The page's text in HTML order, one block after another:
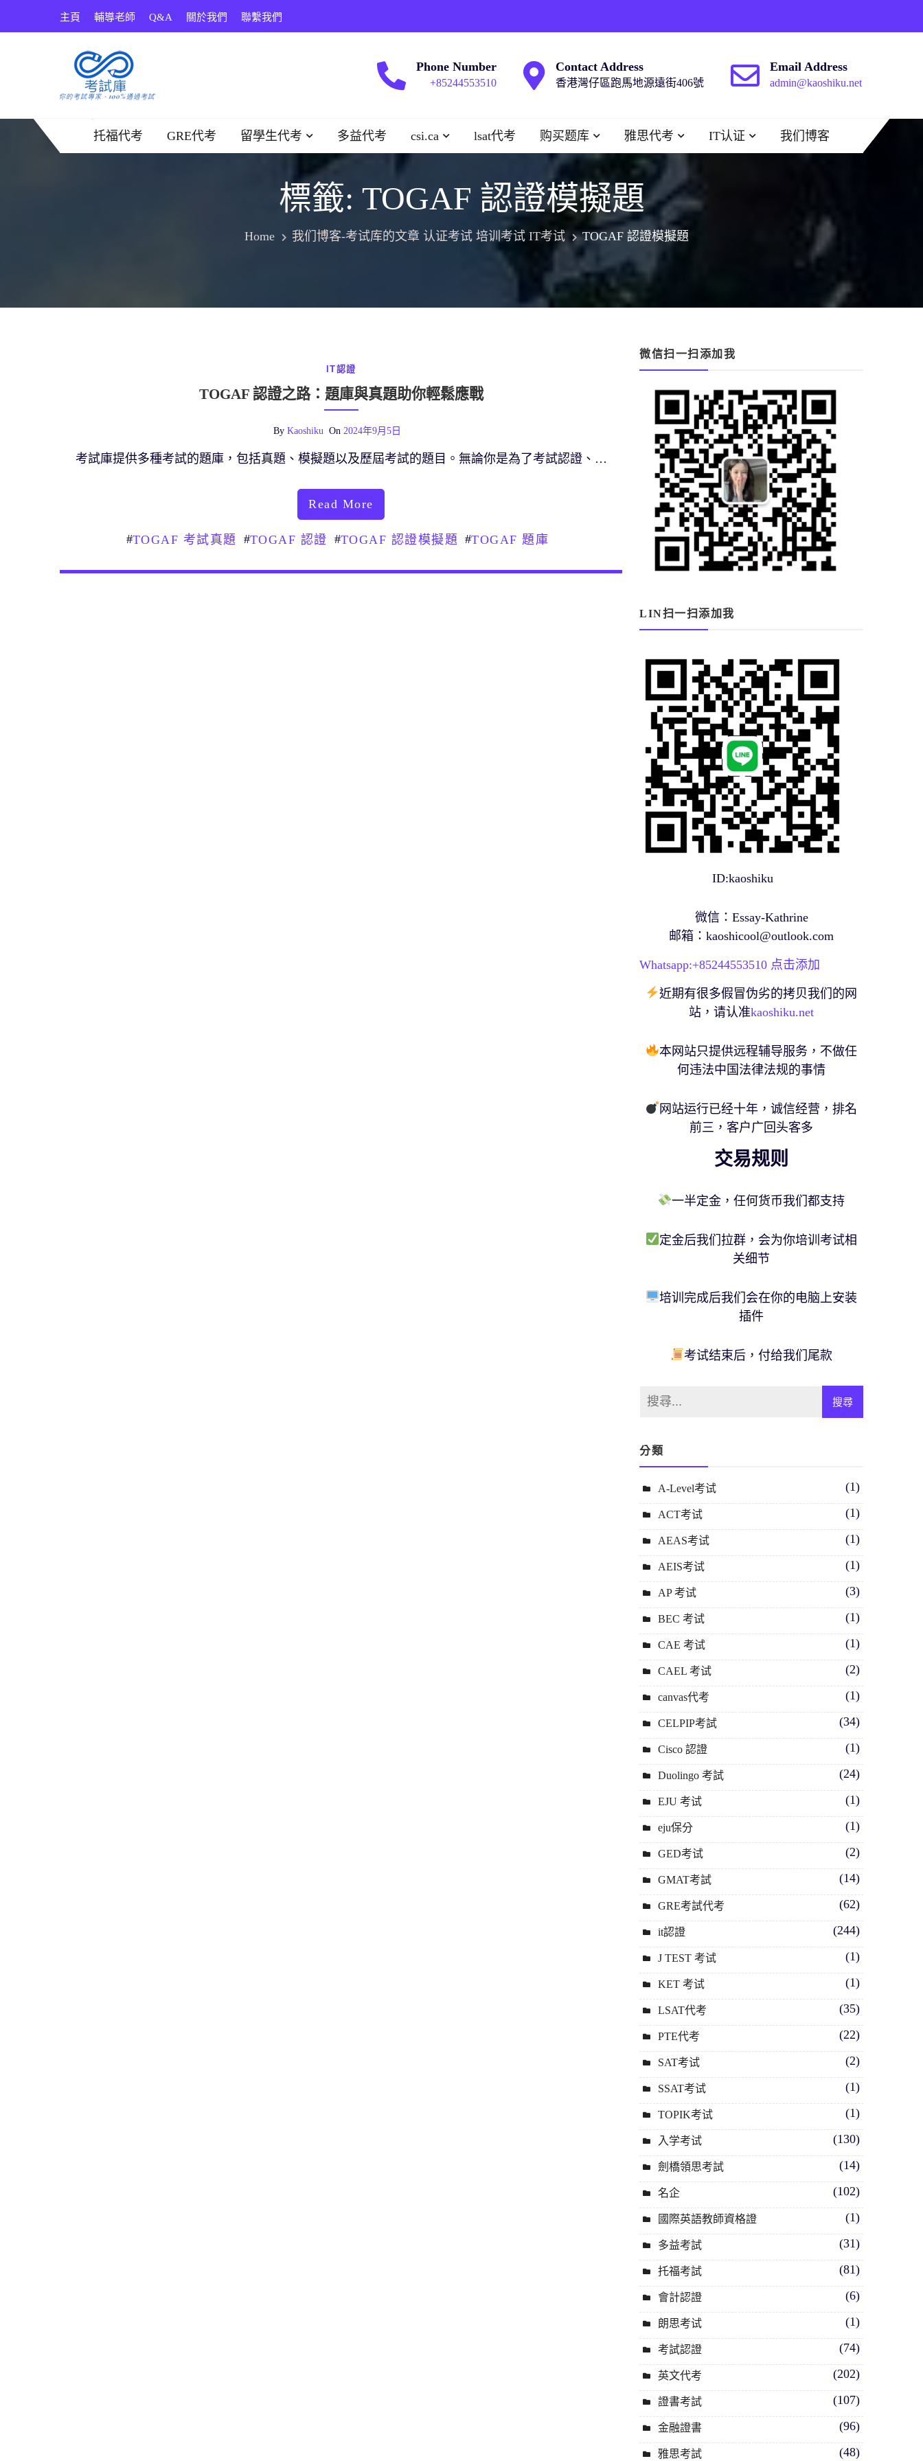
主頁 輔導老師 Q&A 關於我們 聯繫我們
Phone Number
+85244553510
Contact Address
香港灣仔區跑馬地源遠街406號
Email Address
admin@kaoshiku.net
托福代考 GRE代考 留學生代考 多益代考 csi.ca lsat代考 购买题库 雅思代考 IT认证 我们博客
標籤: TOGAF 認證模擬題
Home 我们博客-考试库的文章 认证考试 培训考试 IT考试 TOGAF 認證模擬題
IT認證
TOGAF 認證之路：題庫與真題助你輕鬆應戰
By Kaoshiku On 2024年9月5日
考試庫提供多種考試的題庫，包括真題、模擬題以及歷屆考試的題目。無論你是為了考試認證、…
Read More
#TOGAF 考試真題 #TOGAF 認證 #TOGAF 認證模擬題 #TOGAF 題庫
微信扫一扫添加我
LIN扫一扫添加我
ID:kaoshiku
微信：Essay-Kathrine
邮箱： kaoshicool@outlook.com
Whatsapp:+85244553510 点击添加
近期有很多假冒伪劣的拷贝我们的网
站，请认准kaoshiku.net
本网站只提供远程辅导服务，不做任
何违法中国法律法规的事情
网站运行已经十年，诚信经营，排名
前三，客户广回头客多
交易规则
一半定金，任何货币我们都支持
定金后我们拉群，会为你培训考试相
关细节
培训完成后我们会在你的电脑上安装
插件
考试结束后，付给我们尾款
分類
A-Level考试 (1)
ACT考试 (1)
AEAS考试 (1)
AEIS考试 (1)
AP 考试 (3)
BEC 考试 (1)
CAE 考试 (1)
CAEL 考试 (2)
canvas代考 (1)
CELPIP考試 (34)
Cisco 認證 (1)
Duolingo 考試 (24)
EJU 考试 (1)
eju保分 (1)
GED考试 (2)
GMAT考試 (14)
GRE考試代考 (62)
it認證 (244)
J TEST 考试 (1)
KET 考试 (1)
LSAT代考 (35)
PTE代考 (22)
SAT考试 (2)
SSAT考试 (1)
TOPIK考试 (1)
入学考试 (130)
劍橋領思考試 (14)
名企 (102)
國際英語教師資格證 (1)
多益考試 (31)
托福考試 (81)
會計認證 (6)
朗思考试 (1)
考試認證 (74)
英文代考 (202)
證書考試 (107)
金融證書 (96)
雅思考試 (48)